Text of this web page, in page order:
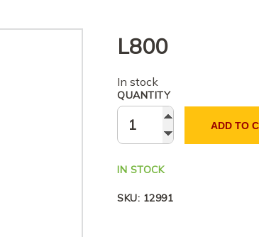
L800
In stock
QUANTITY
ADD TO
IN STOCK
SKU: 12991